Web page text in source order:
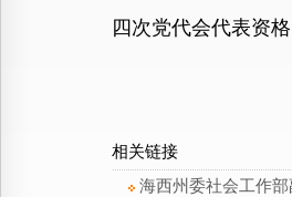
四次党代会代表资
相关链接
海西州委社会工作